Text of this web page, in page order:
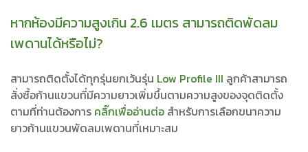
หากห้องมีความสูงเกิน 2.6 เมตร สามารถติดพัดลม
เพดานได้หรือไม่?
สามารถติดตั้งได้ทุกรุ่นยกเว้นรุ่น Low Profile III ลูกค้าสามารถ
สั่งซื้อก้านแขวนที่มีความยาวเพิ่มขึ้นตามความสูงของจุดติดตั้ง
ตามที่ท่านต้องการ คลิ๊กเพื่ออ่านต่อ สำหรับการเลือกขนาความ
ยาวก้านแขวนพัดลมเพดานที่เหมาะสม